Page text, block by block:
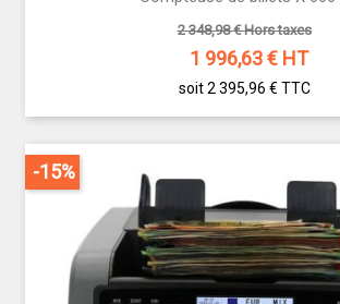
2 348,98 € Hors taxes
1 996,63€ HT
soit 2 395,96 € TTC
-15%